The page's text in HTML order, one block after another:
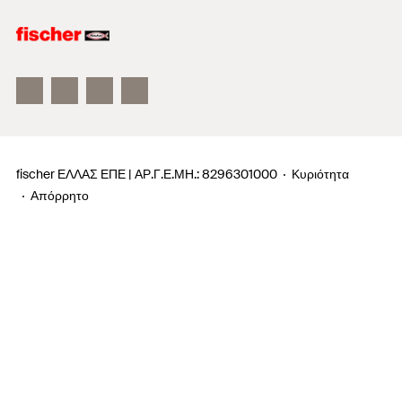
fischertechnik παιχνίδια
fischer ΕΛΛΑΣ ΕΠΕ | ΑΡ.Γ.Ε.ΜΗ.: 8296301000
Κυριότητα
Απόρρητο